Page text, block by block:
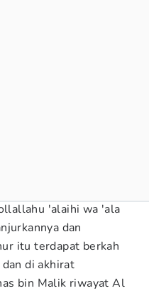
'alaihi wa 'ala
dan
itu terdapat berkah
di akhirat
bin Malik riwayat Al